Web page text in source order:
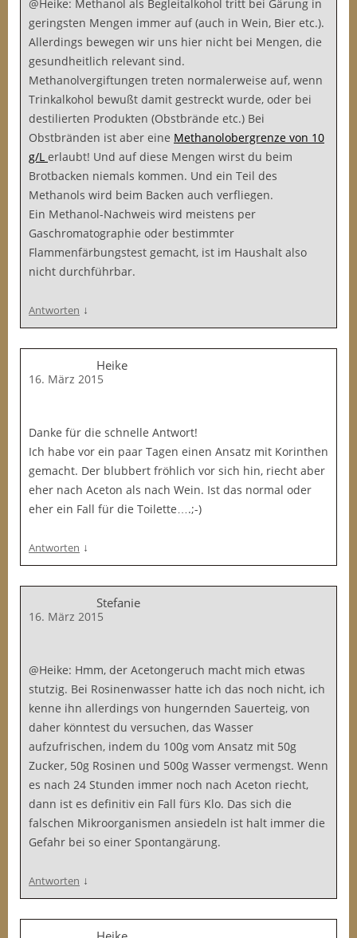
@Heike: Methanol als Begleitalkohol tritt bei Gärung in
geringsten Mengen immer auf (auch in Wein, Bier etc.).
Allerdings bewegen wir uns hier nicht bei Mengen, die
gesundheitlich relevant sind.
Methanolvergiftungen treten normalerweise auf, wenn
Trinkalkohol bewußt damit gestreckt wurde, oder bei
destilierten Produkten (Obstbrände etc.) Bei
Obstbränden ist aber eine Methanolobergrenze von 10
g/L erlaubt! Und auf diese Mengen wirst du beim
Brotbacken niemals kommen. Und ein Teil des
Methanols wird beim Backen auch verfliegen.
Ein Methanol-Nachweis wird meistens per
Gaschromatographie oder bestimmter
Flammenfärbungstest gemacht, ist im Haushalt also
nicht durchführbar.
Antworten ↓
Heike
16. März 2015
Danke für die schnelle Antwort!
Ich habe vor ein paar Tagen einen Ansatz mit Korinthen
gemacht. Der blubbert fröhlich vor sich hin, riecht aber
eher nach Aceton als nach Wein. Ist das normal oder
eher ein Fall für die Toilette….;-)
Antworten ↓
Stefanie
16. März 2015
@Heike: Hmm, der Acetongeruch macht mich etwas
stutzig. Bei Rosinenwasser hatte ich das noch nicht, ich
kenne ihn allerdings von hungernden Sauerteig, von
daher könntest du versuchen, das Wasser
aufzufrischen, indem du 100g vom Ansatz mit 50g
Zucker, 50g Rosinen und 500g Wasser vermengst. Wenn
es nach 24 Stunden immer noch nach Aceton riecht,
dann ist es definitiv ein Fall fürs Klo. Das sich die
falschen Mikroorganismen ansiedeln ist halt immer die
Gefahr bei so einer Spontangärung.
Antworten ↓